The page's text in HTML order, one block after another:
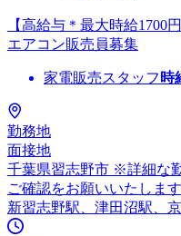
【高給与＊最大時給1700
エアコン販売員募集
家電販売スタッフ 時
勤務地
面接地
千葉県習志野市 ※詳細な
ご確認をお願いいたします
新習志野駅、津田沼駅、